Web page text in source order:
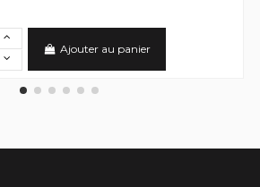
Ajouter au panier